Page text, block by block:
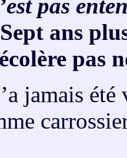
pas
ans
pas
jamais